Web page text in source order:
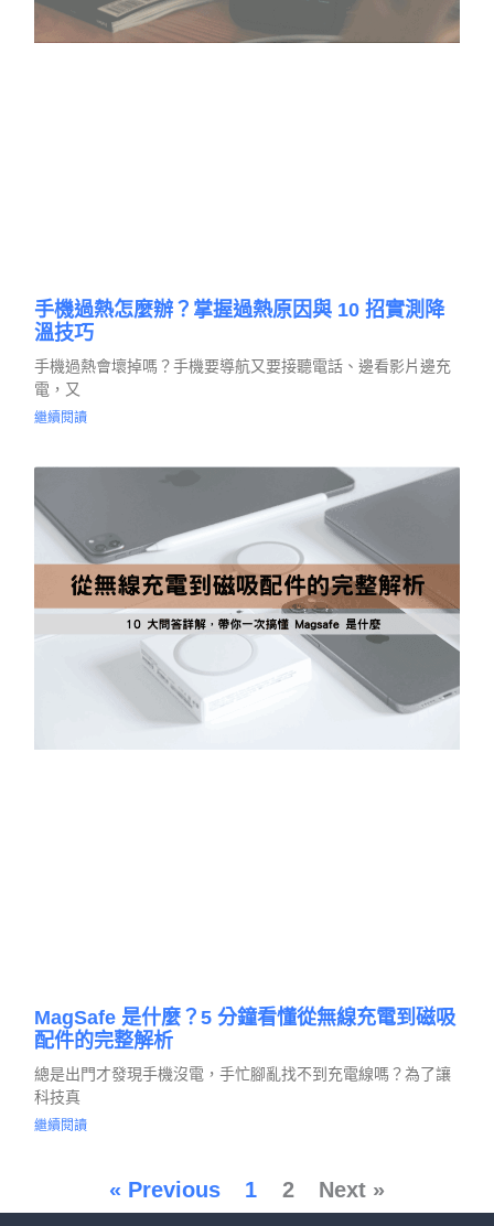
手機過熱怎麼辦？掌握過熱原因與 10 招實測降
溫技巧
手機過熱會壞掉嗎？手機要導航又要接聽電話、邊看影片邊充
電，又
繼續閱讀
MagSafe 是什麼？5 分鐘看懂從無線充電到磁吸
配件的完整解析
總是出門才發現手機沒電，手忙腳亂找不到充電線嗎？為了讓
科技真
繼續閱讀
« Previous 1 2 Next »